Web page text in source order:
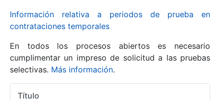
Información relativa a periodos de prueba en
contrataciones temporales
En todos los procesos abiertos es necesario
cumplimentar un impreso de solicitud a las pruebas
selectivas. Más información.
Título